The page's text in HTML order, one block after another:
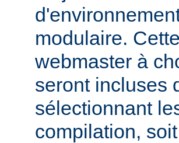
modulaire.
webmaster à
seront incluses
sélectionnant
compilation,